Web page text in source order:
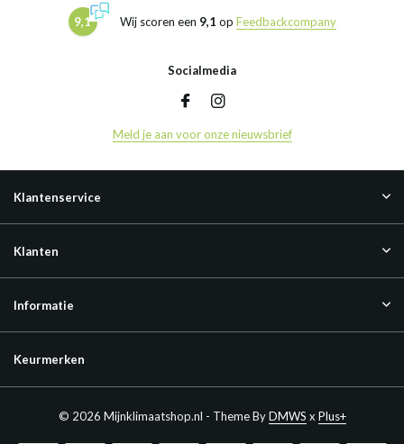
9,1 Wij scoren een 9,1 op Feedbackcompany
Socialmedia
Meld je aan voor onze nieuwsbrief
Klantenservice
Klanten
Informatie
Keurmerken
© 2026 Mijnklimaatshop.nl - Theme ByDMWS x Plus+